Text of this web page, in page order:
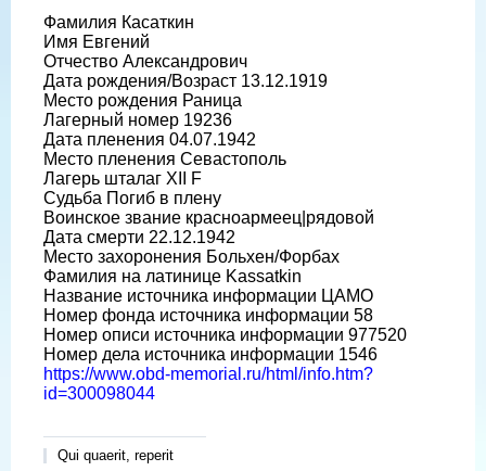
Фамилия Касаткин
Имя Евгений
Отчество Александрович
Дата рождения/Возраст 13.12.1919
Место рождения Раница
Лагерный номер 19236
Дата пленения 04.07.1942
Место пленения Севастополь
Лагерь шталаг XII F
Судьба Погиб в плену
Воинское звание красноармеец|рядовой
Дата смерти 22.12.1942
Место захоронения Больхен/Форбах
Фамилия на латинице Kassatkin
Название источника информации ЦАМО
Номер фонда источника информации 58
Номер описи источника информации 977520
Номер дела источника информации 1546
https://www.obd-memorial.ru/html/info.htm?
id=300098044
Qui quaerit, reperit